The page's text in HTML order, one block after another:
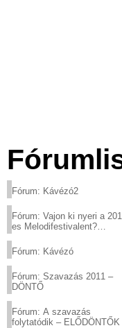
Fórum: Kávézó2
Fórum: Vajon ki nyeri a
es Melodifestivalent?
Fórum: Kávézó
Fórum: Szavazás 2011 –
DÖNTŐ
Fórum: A szavazás
folytatódik – ELŐDÖNTŐK